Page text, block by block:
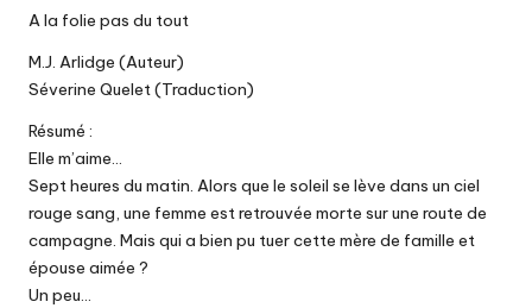
A la folie pas du tout
M.J. Arlidge (Auteur)
Séverine Quelet (Traduction)
Résumé :
Elle m’aime…
Sept heures du matin. Alors que le soleil se lève dans un ciel
rouge sang, une femme est retrouvée morte sur une route de
campagne. Mais qui a bien pu tuer cette mère de famille et
épouse aimée ?
Un peu…